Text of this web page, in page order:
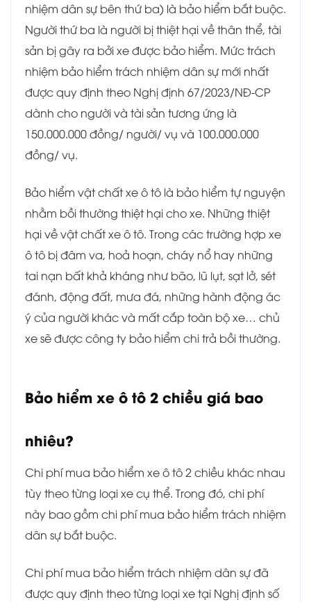
nhiệm dân sự bên thứ ba) là bảo hiểm bắt buộc.
Người thứ ba là người bị thiệt hại về thân thể, tài
sản bị gây ra bởi xe được bảo hiểm. Mức trách
nhiệm bảo hiểm trách nhiệm dân sự mới nhất
được quy định theo Nghị định 67/2023/NĐ-CP
dành cho người và tài sản tương ứng là
150.000.000 đồng/ người/ vụ và 100.000.000
đồng/ vụ.
Bảo hiểm vật chất xe ô tô là bảo hiểm tự nguyện
nhằm bồi thường thiệt hại cho xe. Những thiệt
hại về vật chất xe ô tô. Trong các trường hợp xe
ô tô bị đâm va, hoả hoạn, cháy nổ hay những
tai nạn bất khả kháng như bão, lũ lụt, sạt lở, sét
đánh, động đất, mưa đá, những hành động ác
ý của người khác và mất cắp toàn bộ xe… chủ
xe sẽ được công ty bảo hiểm chi trả bồi thường.
Bảo hiểm xe ô tô 2 chiều giá bao
nhiêu?
Chi phí mua bảo hiểm xe ô tô 2 chiều khác nhau
tùy theo từng loại xe cụ thể. Trong đó, chi phí
này bao gồm chi phí mua bảo hiểm trách nhiệm
dân sự bắt buộc.
Chi phí mua bảo hiểm trách nhiệm dân sự đã
được quy định theo từng loại xe tại Nghị định số